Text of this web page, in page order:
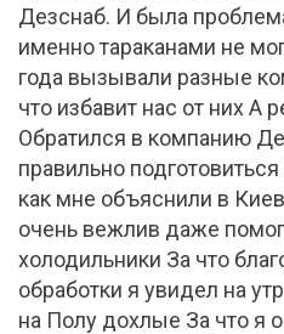
Дезснаб. И была
именно тараканами не
года вызывали разные
что избавит нас от них А
Обратился в компанию
правильно
как мне объяснили в
очень вежлив даже
холодильники За что
обработки я увидел на
на Полу дохлые За что я